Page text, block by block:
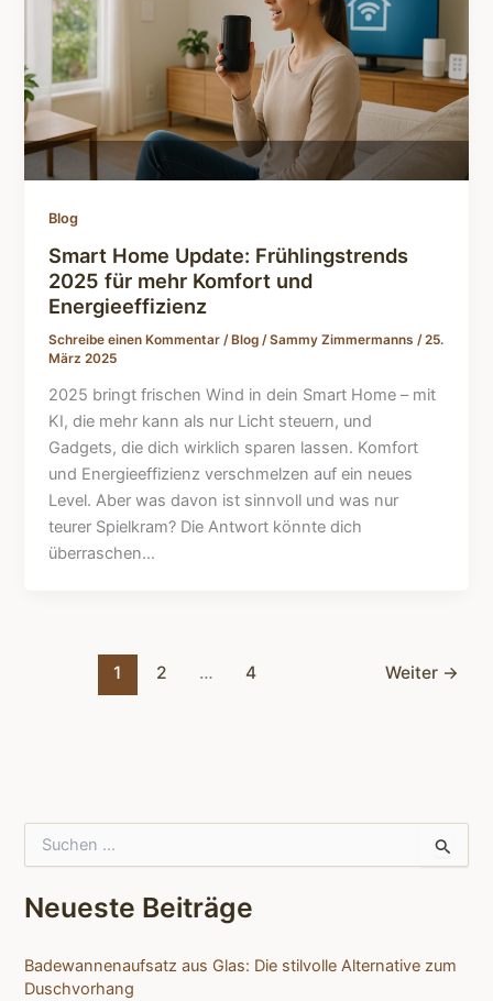
Blog
Smart Home Update: Frühlingstrends
2025 für mehr Komfort und
Energieeffizienz
Schreibe einen Kommentar / Blog /Sammy Zimmermanns/25.
März 2025
2025 bringt frischen Wind in dein Smart Home – mit
KI, die mehr kann als nur Licht steuern, und
Gadgets, die dich wirklich sparen lassen. Komfort
und Energieeffizienz verschmelzen auf ein neues
Level. Aber was davon ist sinnvoll und was nur
teurer Spielkram? Die Antwort könnte dich
überraschen…
1 2 … 4 Weiter →
h
e
n
a
Neueste Beiträge
Badewannenaufsatz aus Glas: Die stilvolle Alternative zum
Duschvorhang